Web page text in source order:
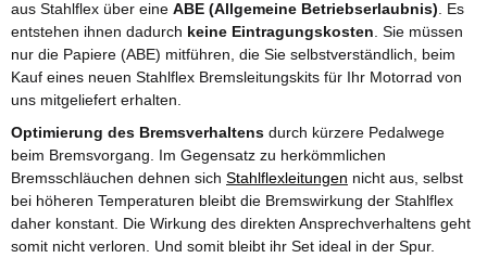
aus Stahlflex über eine ABE (Allgemeine Betriebserlaubnis) . Es
entstehen ihnen dadurch keine Eintragungskosten . Sie müssen
nur die Papiere (ABE) mitführen, die Sie selbstverständlich, beim
Kauf eines neuen Stahlflex Bremsleitungskits für Ihr Motorrad von
uns mitgeliefert erhalten.
Optimierung des Bremsverhaltens durch kürzere Pedalwege
beim Bremsvorgang. Im Gegensatz zu herkömmlichen
Bremsschläuchen dehnen sich Stahlflexleitungen nicht aus, selbst
bei höheren Temperaturen bleibt die Bremswirkung der Stahlflex
daher konstant. Die Wirkung des direkten Ansprechverhaltens geht
somit nicht verloren. Und somit bleibt ihr Set ideal in der Spur.